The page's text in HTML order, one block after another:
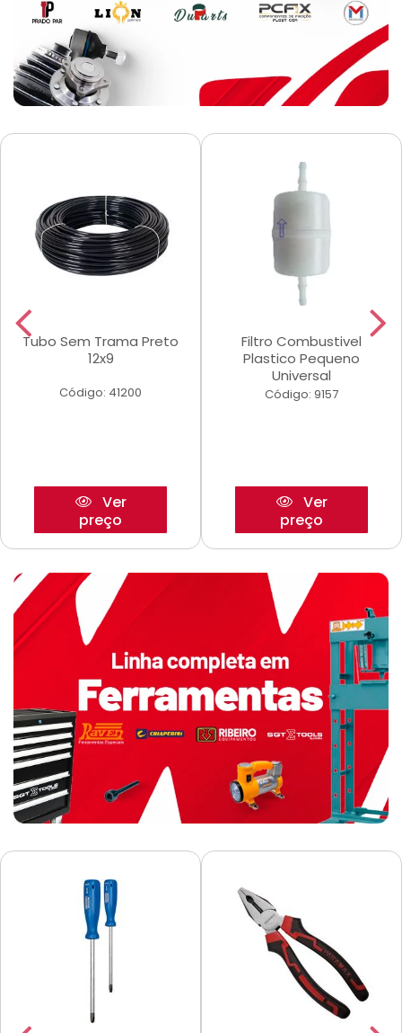
Tubo Sem Trama Preto
12x9
Código: 41200
Ver
preço
Filtro Combustivel
Plastico Pequeno
Universal
Código: 9157
Ver
preço